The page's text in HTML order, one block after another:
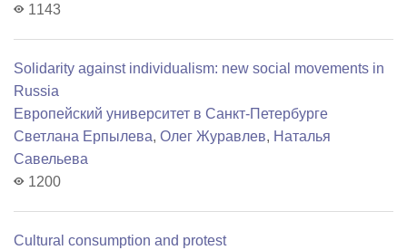
1143
Solidarity against individualism: new social movements in
Russia
Европейский университет в Санкт-Петербурге
Светлана Ерпылева, Олег Журавлев, Наталья
Савельева
1200
Cultural consumption and protest